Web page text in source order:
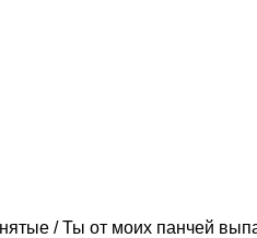
/ Ты от моих панчей